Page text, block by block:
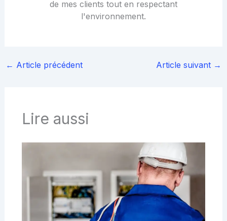
de mes clients tout en respectant
l'environnement.
← Article précédent Article suivant →
Lire aussi